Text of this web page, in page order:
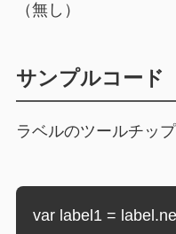
（無し）
サンプルコード
ラベルのツールチッ
var label1 =